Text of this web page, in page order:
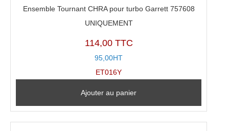
Ensemble Tournant CHRA pour turbo Garrett 757608
UNIQUEMENT
114,00 TTC
95,00HT
ET016Y
Ajouter au panier